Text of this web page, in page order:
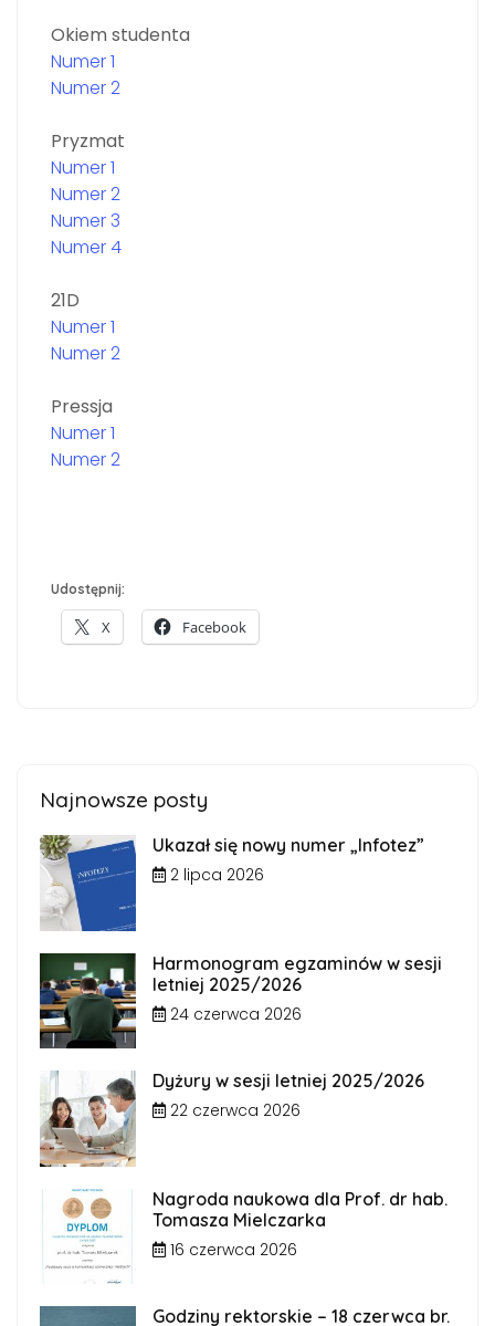
Okiem studenta
Numer 1
Numer 2
Pryzmat
Numer 1
Numer 2
Numer 3
Numer 4
21D
Numer 1
Numer 2
Pressja
Numer 1
Numer 2
Udostępnij:
X Facebook
Najnowsze posty
Ukazał się nowy numer „Infotez”
2 lipca 2026
Harmonogram egzaminów w sesji
letniej 2025/2026
24 czerwca 2026
Dyżury w sesji letniej 2025/2026
22 czerwca 2026
Nagroda naukowa dla Prof. dr hab.
Tomasza Mielczarka
16 czerwca 2026
Godziny rektorskie – 18 czerwca br.